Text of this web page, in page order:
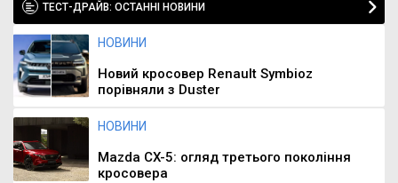
ТЕСТ-ДРАЙВ: ОСТАННІ НОВИНИ
НОВИНИ
Новий кросовер Renault Symbioz
порівняли з Duster
НОВИНИ
Mazda CX-5: огляд третього покоління
кросовера